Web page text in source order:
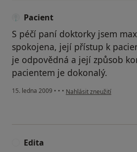
Pacient
S péčí paní doktorky jsem
spokojena, její přístup k
je odpovědná a její způsob
pacientem je dokonalý.
15. ledna 2009 • • • podle názoru uživatele
Nahlásit zneužití
Edita